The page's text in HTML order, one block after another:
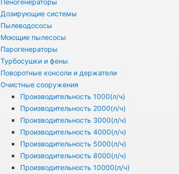
Пеногенераторы
Дозирующие системы
Пылеводососы
Моющие пылесосы
Парогенераторы
Турбосушки и фены
Поворотные консоли и держатели
Очистные сооружения
Производительность 1000(л/ч)
Производительность 2000(л/ч)
Производительность 3000(л/ч)
Производительность 4000(л/ч)
Производительность 5000(л/ч)
Производительность 8000(л/ч)
Производительность 10000(л/ч)